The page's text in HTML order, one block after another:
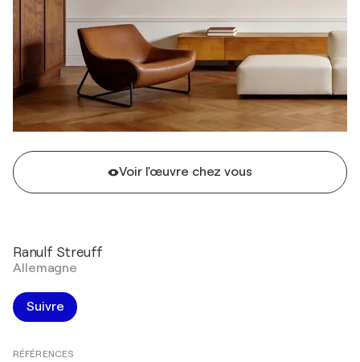
Voir l'œuvre chez vous
Ranulf Streuff
Allemagne
Suivre
RÉFÉRENCES